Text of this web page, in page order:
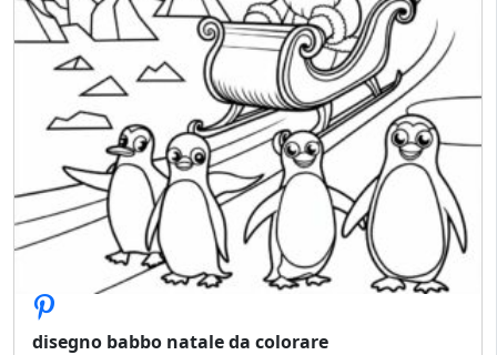
disegno babbo natale da colorare